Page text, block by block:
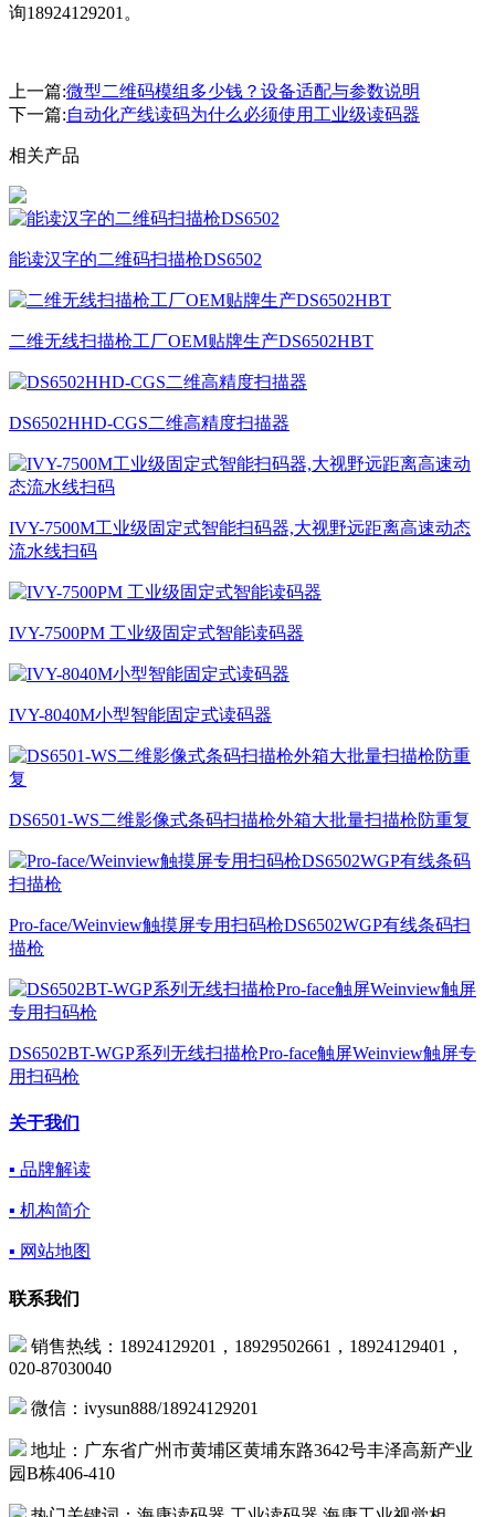
询18924129201。
上一篇:微型二维码模组多少钱？设备适配与参数说明
下一篇:自动化产线读码为什么必须使用工业级读码器
相关产品
能读汉字的二维码扫描枪DS6502
二维无线扫描枪工厂OEM贴牌生产DS6502HBT
DS6502HHD-CGS二维高精度扫描器
IVY-7500M工业级固定式智能扫码器,大视野远距离高速动态
流水线扫码
IVY-7500PM 工业级固定式智能读码器
IVY-8040M小型智能固定式读码器
DS6501-WS二维影像式条码扫描枪外箱大批量扫描枪防重复
Pro-face/Weinview触摸屏专用扫码枪DS6502WGP有线条码扫
描枪
DS6502BT-WGP系列无线扫描枪Pro-face触屏Weinview触屏专
用扫码枪
关于我们
▪ 品牌解读
▪ 机构简介
▪ 网站地图
联系我们
销售热线：18924129201，18929502661，18924129401，
020-87030040
微信：ivysun888/18924129201
地址：广东省广州市黄埔区黄埔东路3642号丰泽高新产业
园B栋406-410